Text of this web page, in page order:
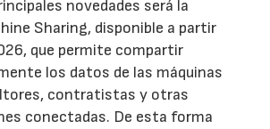
novedades será la
Sharing, disponible a partir
que permite compartir
los datos de las máquinas
contratistas y otras
conectadas. De esta forma